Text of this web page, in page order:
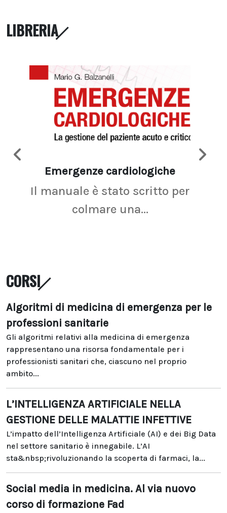
LIBRERIA
Emergenze cardiologiche
Il manuale è stato scritto per
colmare una...
CORSI
Algoritmi di medicina di emergenza per le
professioni sanitarie
Gli algoritmi relativi alla medicina di emergenza
rappresentano una risorsa fondamentale per i
professionisti sanitari che, ciascuno nel proprio
ambito...
L’INTELLIGENZA ARTIFICIALE NELLA
GESTIONE DELLE MALATTIE INFETTIVE
L’impatto dell’Intelligenza Artificiale (AI) e dei Big Data
nel settore sanitario è innegabile. L’AI
sta&nbsp;rivoluzionando la scoperta di farmaci, la...
Social media in medicina. Al via nuovo
corso di formazione Fad